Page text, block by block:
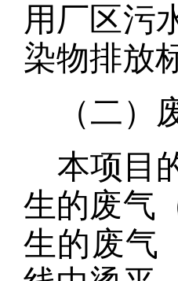
用厂区污
染物排放
（二）
本项目
生的废气
生的废气